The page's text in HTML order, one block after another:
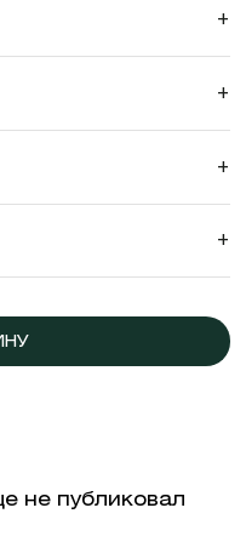
+
+
+
+
не публиковал